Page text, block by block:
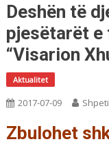
Deshën të
pjesëtarët e
“Visarion
Aktualitet
2017-07-09
Zbulohet